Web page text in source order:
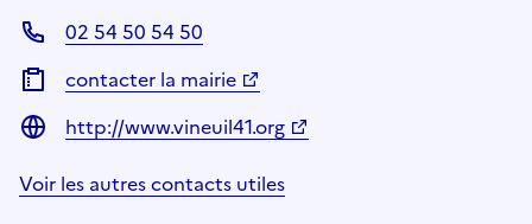
02 54 50 54 50
contacter la mairie
http://www.vineuil41.org
Voir les autres contacts utiles